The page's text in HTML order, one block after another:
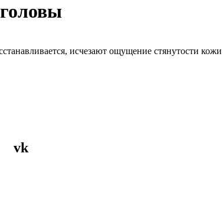
исчезают ощущение стянутости кожи
vk